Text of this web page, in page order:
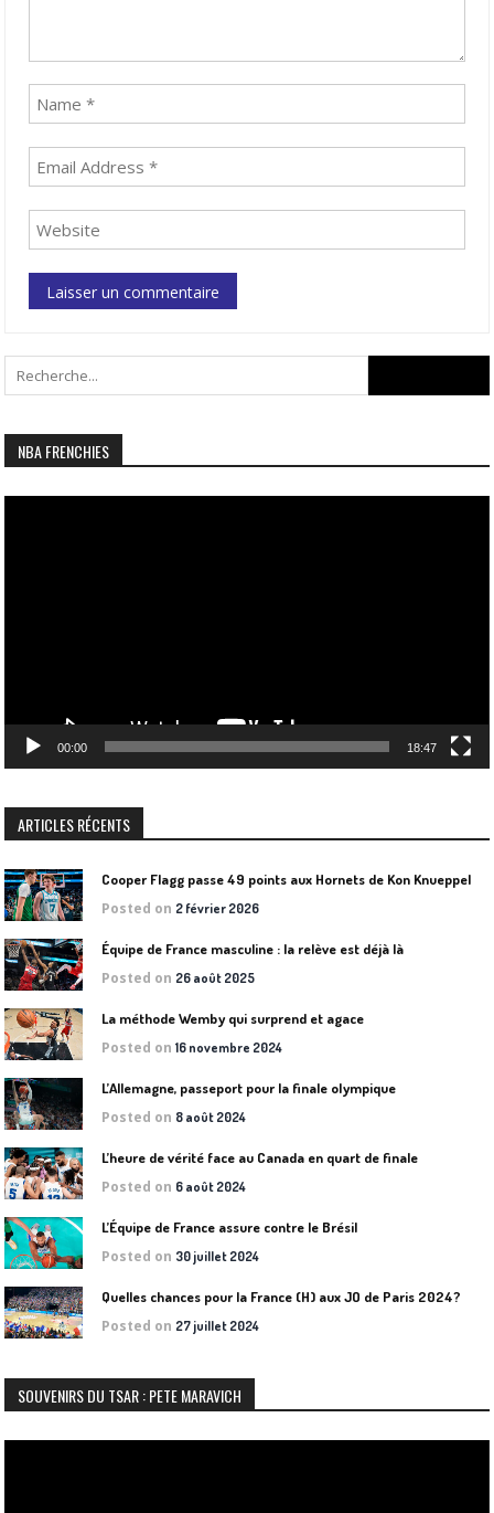
for:
NBA FRENCHIES
00:00 18:47
ARTICLES RÉCENTS
Cooper Flagg passe 49 points aux Hornets de Kon Knueppel
Posted on 2 février 2026
Équipe de France masculine : la relève est déjà là
Posted on 26 août 2025
La méthode Wemby qui surprend et agace
Posted on16 novembre 2024
L’Allemagne, passeport pour la finale olympique
Posted on 8 août 2024
L’heure de vérité face au Canada en quart de finale
Posted on 6 août 2024
L’Équipe de France assure contre le Brésil
Posted on 30 juillet 2024
Quelles chances pour la France (H) aux JO de Paris 2024?
Posted on 27 juillet 2024
SOUVENIRS DU TSAR : PETE MARAVICH